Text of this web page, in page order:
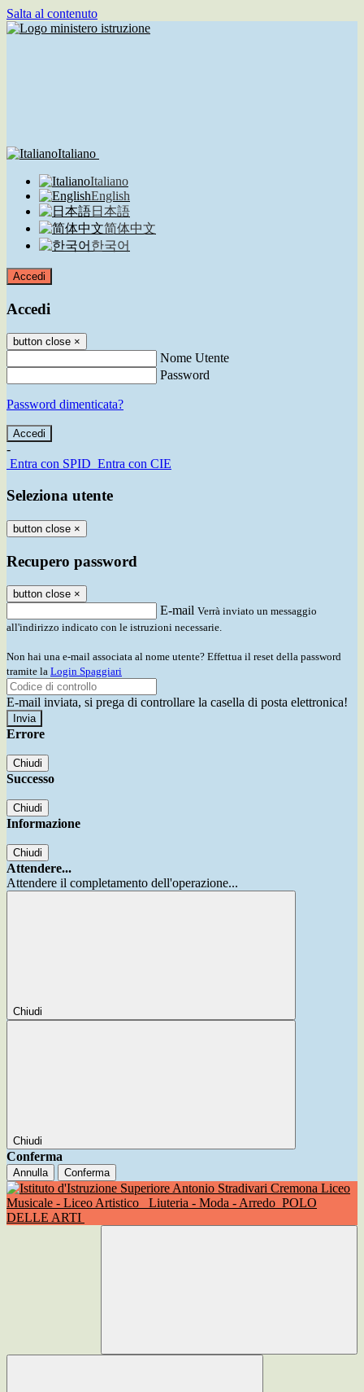
Salta al contenuto
Italiano
Italiano
English
日本語
简体中文
한국어
Accedi
Accedi
button close ×
Nome Utente
Password
Password dimenticata?
-
Entra con SPID Entra con CIE
Seleziona utente
button close ×
Recupero password
button close ×
E-mail Verrà inviato un messaggio
all'indirizzo indicato con le istruzioni necessarie.
Non hai una e-mail associata al nome utente? Effettua il reset della password
tramite la Login Spaggiari
E-mail inviata, si prega di controllare la casella di posta elettronica!
Errore
Chiudi
Successo
Chiudi
Informazione
Chiudi
Attendere...
Attendere il completamento dell'operazione...
Chiudi
Chiudi
Conferma
Annulla Conferma
Liceo
Musicale - Liceo Artistico
Liuteria - Moda - Arredo POLO
DELLE ARTI